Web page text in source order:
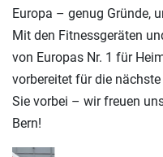
Europa – genug Gründe,
Mit den Fitnessgeräten
von Europas Nr. 1 für
vorbereitet für die
Sie vorbei – wir freuen
Bern!